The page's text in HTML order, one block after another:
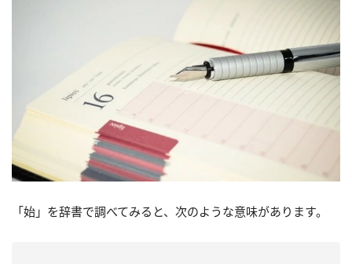
「始」を辞書で調べてみると、次のような意味があります。